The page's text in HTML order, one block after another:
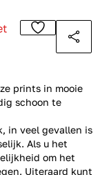
prints in mooie
schoon te
in veel gevallen is
Als u het
om het
Uiteraard kunt